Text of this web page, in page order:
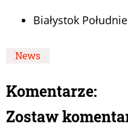
Białystok
News
Komentarze:
Zostaw